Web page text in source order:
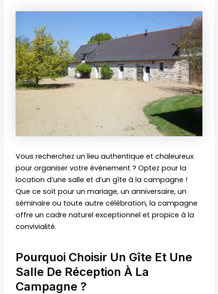
Vous recherchez un lieu authentique et chaleureux
pour organiser votre événement ? Optez pour la
location d’une salle et d’un gîte à la campagne !
Que ce soit pour un mariage, un anniversaire, un
séminaire ou toute autre célébration, la campagne
offre un cadre naturel exceptionnel et propice à la
convivialité.
Pourquoi Choisir Un Gîte Et Une
Salle De Réception À La
Campagne ?